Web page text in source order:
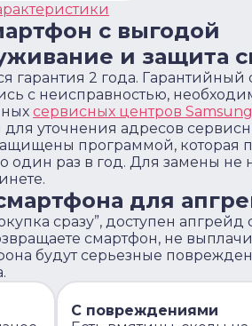
с выгодой
и защита
гарантия 2 года.
с неисправностью,
сервисных центров Samsung
для уточнения адресов
программой, которая
один раз в год. Для замены
для
сразу”, доступен
смартфон, не
будут серьезные
С повреждениями